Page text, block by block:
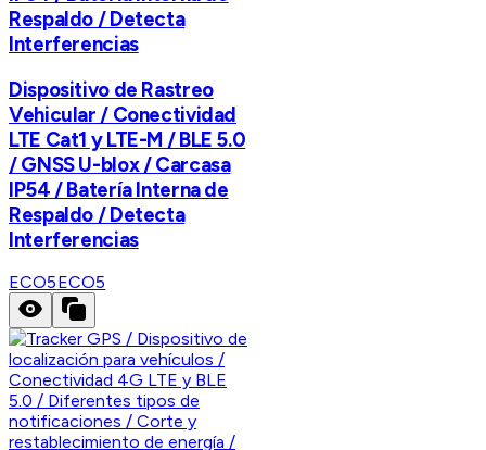
Respaldo / Detecta
Interferencias
Dispositivo de Rastreo
Vehicular / Conectividad
LTE Cat1 y LTE-M / BLE 5.0
/ GNSS U-blox / Carcasa
IP54 / Batería Interna de
Respaldo / Detecta
Interferencias
ECO5ECO5